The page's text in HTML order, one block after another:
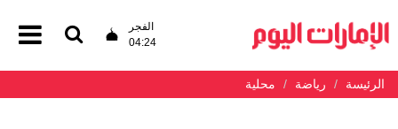
الفجر
04:24
الرئيسة رياضة محلية